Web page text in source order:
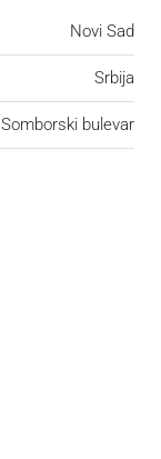
Novi Sad
Srbija
Somborski bulevar